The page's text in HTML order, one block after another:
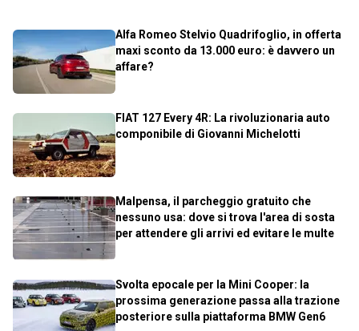
Alfa Romeo Stelvio Quadrifoglio, in offerta
maxi sconto da 13.000 euro: è davvero un
affare?
FIAT 127 Every 4R: La rivoluzionaria auto
componibile di Giovanni Michelotti
Malpensa, il parcheggio gratuito che
nessuno usa: dove si trova l'area di sosta
per attendere gli arrivi ed evitare le multe
Svolta epocale per la Mini Cooper: la
prossima generazione passa alla trazione
posteriore sulla piattaforma BMW Gen6